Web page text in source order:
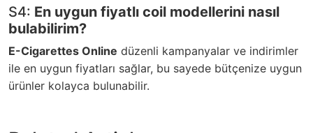
S4: En uygun fiyatlı coil modellerini nasıl
bulabilirim?
E-Cigarettes Online düzenli kampanyalar ve indirimler
ile en uygun fiyatları sağlar, bu sayede bütçenize uygun
ürünler kolayca bulunabilir.